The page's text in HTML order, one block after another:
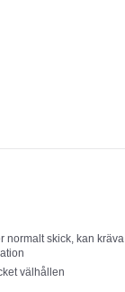
normalt skick, kan kräva
välhållen